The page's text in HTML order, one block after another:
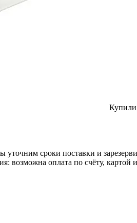
Купили
сроки поставки и
возможна оплата по счёту, картой